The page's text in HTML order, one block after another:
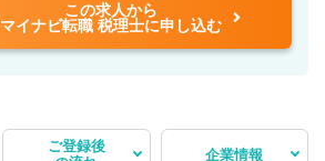
この求人から
マイナビ転職 税理士に申し込む
ご登録後
企業情報